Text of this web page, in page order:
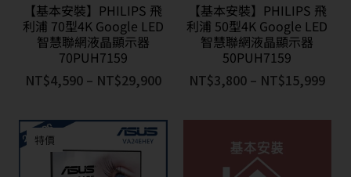
【基本安裝】PHILIPS 飛
利浦 70型4K Google LED
智慧聯網液晶顯示器
70PUH7159
NT$4,590 – NT$29,900
【基本安裝】PHILIPS 飛
利浦 50型4K Google LED
智慧聯網液晶顯示器
50PUH7159
NT$3,800 – NT$15,999
特價